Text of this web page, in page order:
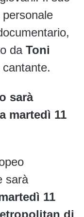
da Toni
sarà
martedì 11
sarà
11